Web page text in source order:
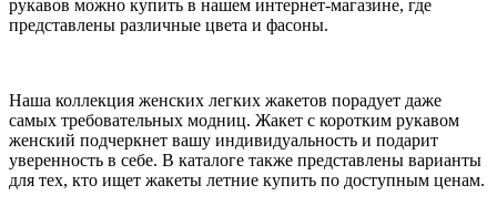
рукавов можно купить в нашем интернет-магазине, где
представлены различные цвета и фасоны.
Наша коллекция женских легких жакетов порадует даже
самых требовательных модниц. Жакет с коротким рукавом
женский подчеркнет вашу индивидуальность и подарит
уверенность в себе. В каталоге также представлены варианты
для тех, кто ищет жакеты летние купить по доступным ценам.